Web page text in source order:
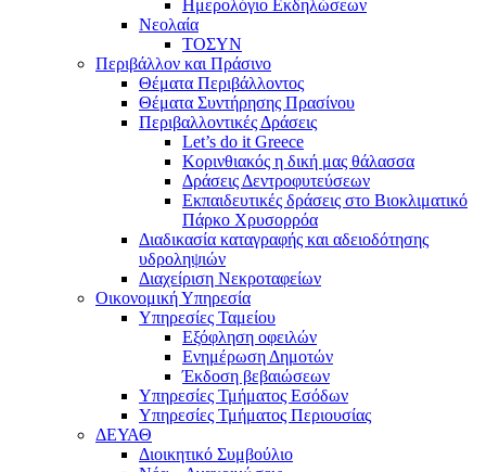
Ημερολόγιο Εκδηλώσεων
Νεολαία
ΤΟΣΥΝ
Περιβάλλον και Πράσινο
Θέματα Περιβάλλοντος
Θέματα Συντήρησης Πρασίνου
Περιβαλλοντικές Δράσεις
Let’s do it Greece
Kορινθιακός η δική μας θάλασσα
Δράσεις Δεντροφυτεύσεων
Εκπαιδευτικές δράσεις στο Βιοκλιματικό
Πάρκο Χρυσορρόα
Διαδικασία καταγραφής και αδειοδότησης
υδροληψιών
Διαχείριση Νεκροταφείων
Οικονομική Υπηρεσία
Υπηρεσίες Ταμείου
Εξόφληση οφειλών
Ενημέρωση Δημοτών
Έκδοση βεβαιώσεων
Υπηρεσίες Τμήματος Εσόδων
Υπηρεσίες Τμήματος Περιουσίας
ΔΕΥΑΘ
Διοικητικό Συμβούλιο